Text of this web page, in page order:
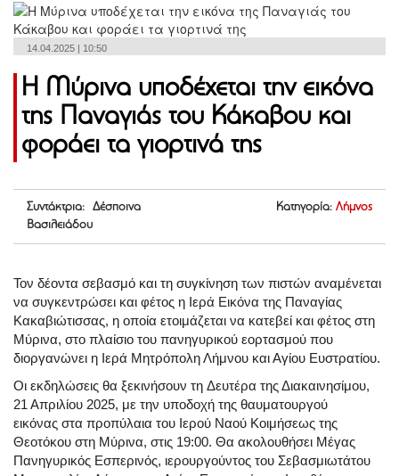
14.04.2025 | 10:50
Η Μύρινα υποδέχεται την εικόνα
της Παναγιάς του Κάκαβου και
φοράει τα γιορτινά της
Συντάκτρια: Δέσποινα
Βασιλειάδου
Κατηγορία: Λήμνος
Τον δέοντα σεβασμό και τη συγκίνηση των πιστών αναμένεται
να συγκεντρώσει και φέτος η Ιερά Εικόνα της Παναγίας
Κακαβιώτισσας, η οποία ετοιμάζεται να κατεβεί και φέτος στη
Μύρινα, στο πλαίσιο του πανηγυρικού εορτασμού που
διοργανώνει η Ιερά Μητρόπολη Λήμνου και Αγίου Ευστρατίου.
Οι εκδηλώσεις θα ξεκινήσουν τη Δευτέρα της Διακαινησίμου,
21 Απριλίου 2025, με την υποδοχή της θαυματουργού
εικόνας στα προπύλαια του Ιερού Ναού Κοιμήσεως της
Θεοτόκου στη Μύρινα, στις 19:00. Θα ακολουθήσει Μέγας
Πανηγυρικός Εσπερινός, ιερουργούντος του Σεβασμιωτάτου